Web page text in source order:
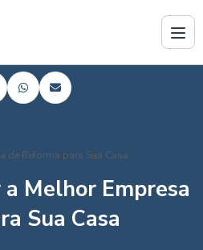
de Reforma para Sua Casa
Melhor Empresa
Sua Casa